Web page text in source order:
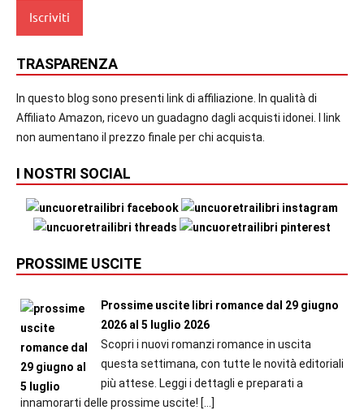
TRASPARENZA
In questo blog sono presenti link di affiliazione. In qualità di
Affiliato Amazon, ricevo un guadagno dagli acquisti idonei. I link
non aumentano il prezzo finale per chi acquista.
I NOSTRI SOCIAL
PROSSIME USCITE
Prossime uscite libri romance dal 29 giugno
2026 al 5 luglio 2026
Scopri i nuovi romanzi romance in uscita
questa settimana, con tutte le novità editoriali
più attese. Leggi i dettagli e preparati a
innamorarti delle prossime uscite! […]